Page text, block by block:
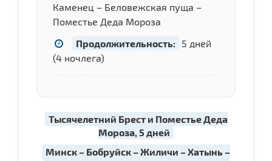
Каменец – Беловежская пуща –
Поместье Деда Мороза
Продолжительность:
5 дней
(4 ночлега)
Тысячелетний Брест и Поместье Деда
Мороза, 5 дней
Минск – Бобруйск – Жиличи – Хатынь –